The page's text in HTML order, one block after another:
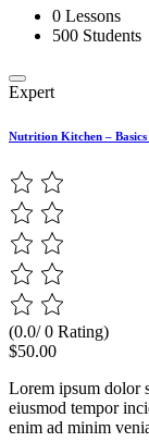
0 Lessons
500 Students
Expert
Nutrition Kitchen –
(0.0/ 0 Rating)
$50.00
Lorem ipsum dolor
eiusmod tempor
enim ad minim